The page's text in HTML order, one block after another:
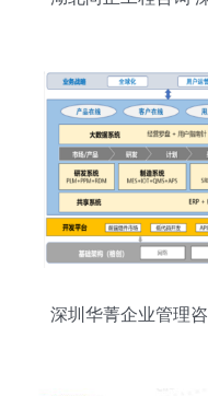
深圳华菁企业管理